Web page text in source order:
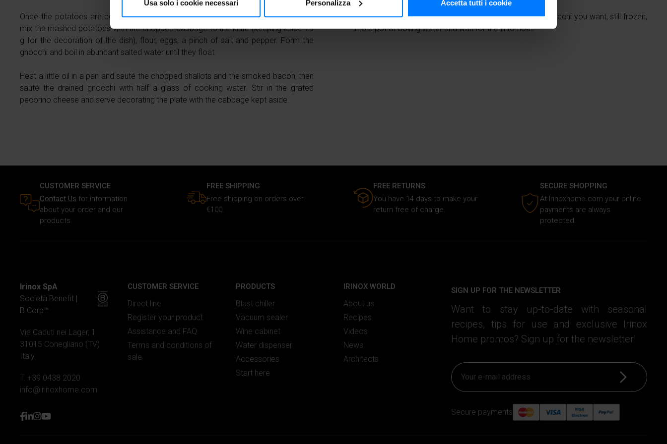
Identificare il tuo dispositivo, scansionandolo attivamente alla ricerca di caratteristiche specifiche (impronte digitali).
modificare o ritirare il tuo consenso in qualsiasi momento dalla Dichiarazione sui cookie.
Utilizziamo i cookie per personalizzare i contenuti e gli annunci, fornire le funzioni dei social media e analizzare il nostro
dati web, pubblicità e social media, i quali potrebbero combinarle con altre informazioni che hai fornito loro o che hanno
raccolto in base al tuo utilizzo dei loro servizi.
Usa solo i cookie necessari Personalizza Accetta tutti i cookie
Once the potatoes are cooked, peel and mash with the potato masher. In a bowl
mix the mashed potatoes with the chopped cabbage to the knife (keeping aside 70
g for the decoration of the dish), flour, eggs, a pinch of salt and pepper. Form the
gnocchi and boil in abundant salted water until they float.
Heat a little oil in a pan and sauté the chopped shallots and the smoked bacon, then
sauté the drained gnocchi with half a glass of cooking water. Stir in the grated
pecorino cheese and serve decorating the plate with the cabbage kept aside.
If necessary, all you have to do is pour the amount of gnocchi you want, still frozen,
into a pot of boiling water and wait for them to float.
CUSTOMER SERVICE
Contact Us for information
about your order and our
products.
FREE SHIPPING
Free shipping on orders over
€100.
FREE RETURNS
You have 14 days to make your
return free of charge.
SECURE SHOPPING
At Irinoxhome.com your online
payments are always
protected.
Irinox SpA
Società Benefit |
B Corp™
Via Caduti nei Lager, 1
31015 Conegliano (TV)
Italy
T. +39 0438 2020
info@irinoxhome.com
facebook
linkedin
instagram
youtube
CUSTOMER SERVICE
Direct line
Register your product
Assistance and FAQ
Terms and conditions of
sale
PRODUCTS
Blast chiller
Vacuum sealer
Wine cabinet
Water dispenser
Accessories
Start here
IRINOX WORLD
About us
Recipes
Videos
News
Architects
SIGN UP FOR THE NEWSLETTER
Want to stay up-to-date with seasonal
recipes, tips for use and exclusive Irinox
Home promos? Sign up for the newsletter!
Sign up
Secure payments